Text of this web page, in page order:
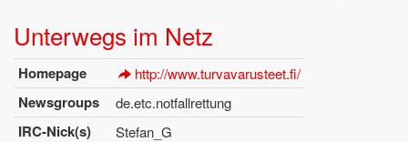
Un­ter­wegs im Netz
Home­page http://​www.​tur​vava​rust​eet.​fi/
News­groups de.​etc.​notfall­ret­tung
IRC-Nick(s) Ste­fan_G